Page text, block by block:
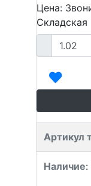
Цена:
Артикул
Наличие: